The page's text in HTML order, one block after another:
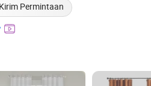
Kirim Permintaan